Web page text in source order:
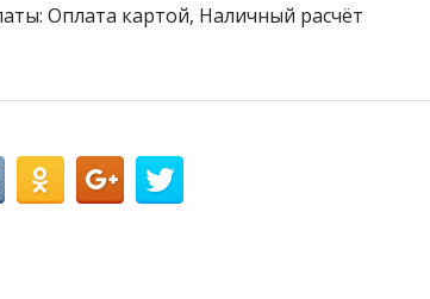
Оплата картой, Наличный расчёт